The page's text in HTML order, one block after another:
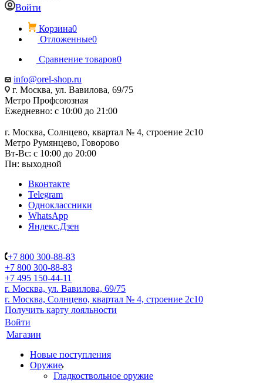
Войти
Корзина0
Отложенные0
Сравнение товаров0
info@orel-shop.ru
г. Москва, ул. Вавилова, 69/75
Метро Профсоюзная
Ежедневно: с 10:00 до 21:00
г. Москва, Солнцево, квартал № 4, строение 2с10
Метро Румянцево, Говорово
Вт-Вс: с 10:00 до 20:00
Пн: выходной
Вконтакте
Telegram
Одноклассники
WhatsApp
Яндекс.Дзен
+7 800 300-88-83
+7 800 300-88-83
+7 495 150-44-11
г. Москва, ул. Вавилова, 69/75
г. Москва, Солнцево, квартал № 4, строение 2с10
Получить карту лояльности
Войти
Магазин
Новые поступления
Оружие
Гладкоствольное оружие